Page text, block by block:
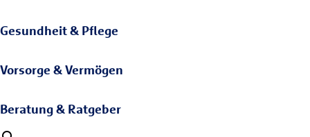
Gesundheit & Pflege
Vorsorge & Vermögen
Beratung & Ratgeber